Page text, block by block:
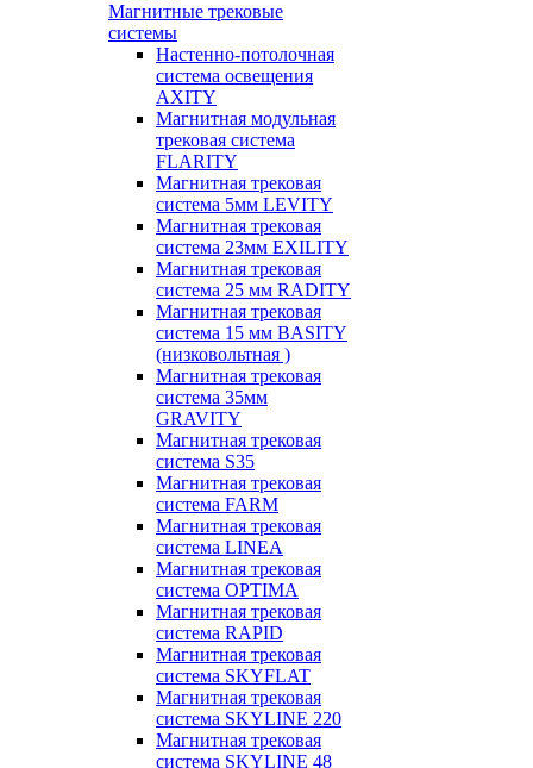
Магнитные трековые
системы
Настенно-потолочная
система освещения
AXITY
Магнитная модульная
трековая система
FLARITY
Магнитная трековая
система 5мм LEVITY
Магнитная трековая
система 23мм EXILITY
Магнитная трековая
система 25 мм RADITY
Магнитная трековая
система 15 мм BASITY
(низковольтная )
Магнитная трековая
система 35мм
GRAVITY
Магнитная трековая
система S35
Магнитная трековая
система FARM
Магнитная трековая
система LINEA
Магнитная трековая
система OPTIMA
Магнитная трековая
система RAPID
Магнитная трековая
система SKYFLAT
Магнитная трековая
система SKYLINE 220
Магнитная трековая
система SKYLINE 48